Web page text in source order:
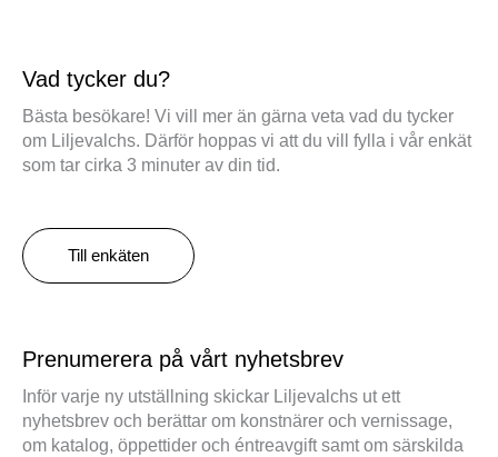
Vad tycker du?
Bästa besökare! Vi vill mer än gärna veta vad du tycker
om Liljevalchs. Därför hoppas vi att du vill fylla i vår enkät
som tar cirka 3 minuter av din tid.
Till enkäten
Prenumerera på vårt nyhetsbrev
Inför varje ny utställning skickar Liljevalchs ut ett
nyhetsbrev och berättar om konstnärer och vernissage,
om katalog, öppettider och éntreavgift samt om särskilda